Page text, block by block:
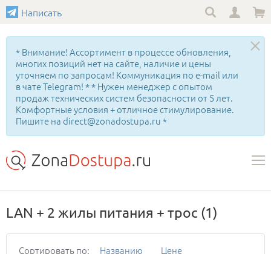
Написать
* Внимание! Ассортимент в процессе обновления,
многих позиций нет на сайте, наличие и цены
уточняем по запросам! Коммуникация по e-mail или
в чате Telegram! * * Нужен менеджер с опытом
продаж технических систем безопасности от 5 лет.
Комфортные условия + отличное стимулирование.
Пишите на direct@zonadostupa.ru *
LAN + 2 жилы питания + трос (1)
Сортировать по: Названию Цене